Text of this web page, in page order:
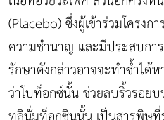
(Placebo) ซึ่งผู้เข้าร่วมโครง
ความชำนาญ และมีประสบกา
รักษาดังกล่าวอาจจะทำซ้ำได้
ว่าโบท็อกซ์นั้น ช่วยลบริ้วรอย